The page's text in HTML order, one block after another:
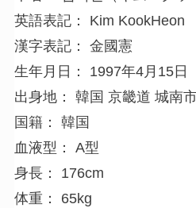
英語表記： Kim KookHeon
漢字表記： 金國憲
生年月日： 1997年4月15日
出身地： 韓国 京畿道 城南
国籍： 韓国
血液型： A型
身長： 176cm
体重： 65kg